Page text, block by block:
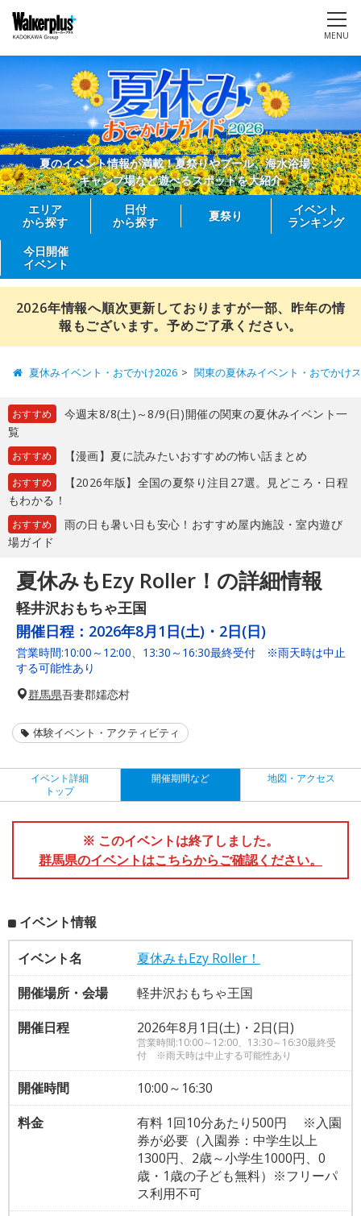
MENU
夏のイベント情報が満載！夏祭りやプール、海水浴場、
キャンプ場など遊べるスポットを大紹介
エリア
から探す
日付
から探す
夏祭り
イベント
ランキング
今日開催
イベント
2026年情報へ順次更新しておりますが一部、昨年の情
報もございます。予めご了承ください。
夏休みイベント・おでかけ2026 関東の夏休みイベント・おでかけ
おすすめ
今週末8/8(土)～8/9(日)開催の関東の夏休みイベント一
覧
おすすめ 【漫画】夏に読みたいおすすめの怖い話まとめ
おすすめ
【2026年版】全国の夏祭り注目27選。見どころ・日程
もわかる！
おすすめ
雨の日も暑い日も安心！おすすめ屋内施設・室内遊び
場ガイド
夏休みもEzy Roller！の詳細情報
軽井沢おもちゃ王国
開催日程： 2026年8月1日(土)・2日(日)
営業時間:10:00～12:00、13:30～16:30最終受付 ※雨天時は中止
する可能性あり
群馬県吾妻郡嬬恋村
体験イベント・アクティビティ
イベント詳細
トップ
開催期間など 地図・アクセス
※ このイベントは終了しました。
群馬県のイベントはこちらからご確認ください。
イベント情報
イベント名
夏休みもEzy Roller！
開催場所・会場
軽井沢おもちゃ王国
開催日程
2026年8月1日(土)・2日(日)
営業時間:10:00～12:00、13:30～16:30最終受
付 ※雨天時は中止する可能性あり
開催時間
10:00～16:30
料金
有料 1回10分あたり500円 ※入園
券が必要（入園券：中学生以上
1300円、2歳～小学生1000円、0
歳・1歳の子ども無料）※フリーパ
ス利用不可